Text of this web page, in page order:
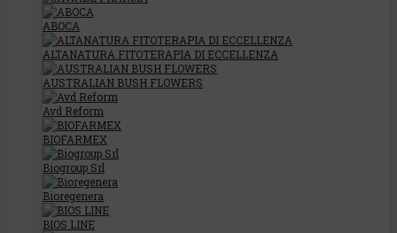
ABOCA
ALTANATURA FITOTERAPIA DI ECCELLENZA
AUSTRALIAN BUSH FLOWERS
Avd Reform
BIOFARMEX
Biogroup Srl
Bioregenera
BIOS LINE